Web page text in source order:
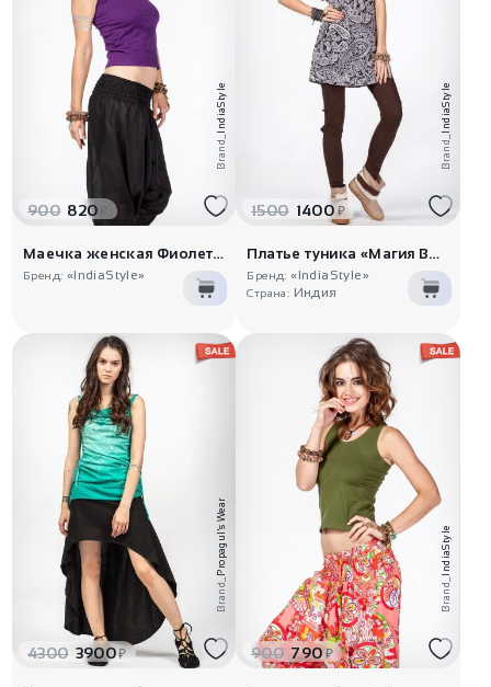
Brand_
IndiaStyle
900 820₽
Маечка женская Фиолетовое небо
Бренд: «IndiaStyle»
Brand_
IndiaStyle
1500 1400 ₽
Платье туника «Магия Востока»
Бренд: «IndiaStyle»
Страна: Индия
Brand_
Propagul's Wear
4300 3900₽
Brand_
IndiaStyle
900 790 ₽